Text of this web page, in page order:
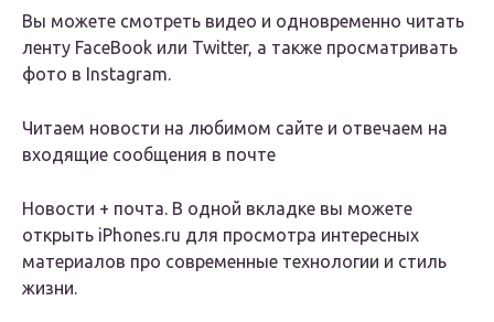
Вы можете смотреть видео и одновременно читать
ленту FaceBook или Twitter, а также просматривать
фото в Instagram.
Читаем новости на любимом сайте и отвечаем на
входящие сообщения в почте
Новости + почта. В одной вкладке вы можете
открыть iPhones.ru для просмотра интересных
материалов про современные технологии и стиль
жизни.